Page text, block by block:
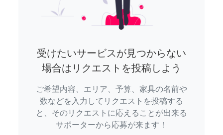
受けたいサービスが見つからない
場合はリクエストを投稿しよう
ご希望内容、エリア、予算、家具の名前や
数などを入力してリクエストを投稿する
と、そのリクエストに応えることが出来る
サポーターから応募が来ます！